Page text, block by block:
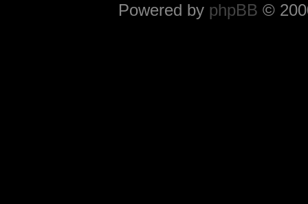
Powered by phpBB ©